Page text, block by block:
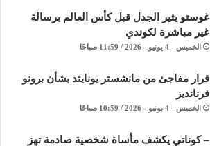
غوستو يثير الجدل قبل كأس العالم برسالة
غير مباشرة لكوندي
الخميس - 4 يونيو - 2026 / 11:59 صباحًا
قرار مفاجئ من مانشستر يونايتد بشأن برونو
فرنانديز
الخميس - 4 يونيو - 2026 / 10:59 صباحًا
– كوناتي يكشف مأساة شخصية صادمة تهز